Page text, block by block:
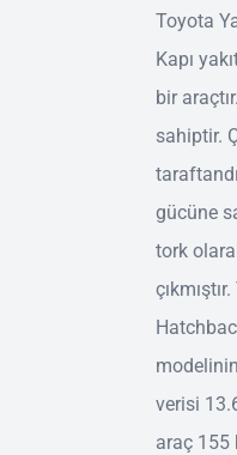
Toyota
Kapı
bir
sahiptir.
gücüne
tork
verisi
araç